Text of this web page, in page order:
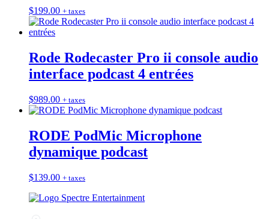
$199.00 + taxes
Rode Rodecaster Pro ii console audio
interface podcast 4 entrées
$989.00 + taxes
RODE PodMic Microphone
dynamique podcast
$139.00 + taxes